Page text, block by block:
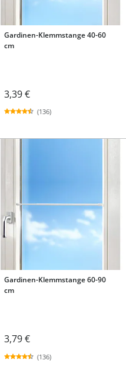
Gardinen-Klemmstange 40-60
cm
3,39 €
(136)
Gardinen-Klemmstange 60-90
cm
3,79 €
(136)